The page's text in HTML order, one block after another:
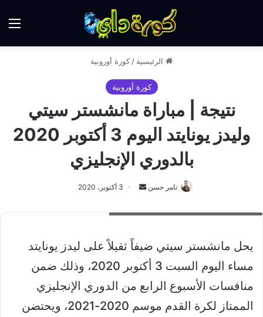
الرئيسية / كورة أوروبية
كورة أوروبية
نتيجة | مباراة مانشستر سيتي
وليدز يونايتد اليوم 3 أكتوبر 2020
بالدوري الإنجليزي
تامر حسن
أرسل
إلكترونيا
3 أكتوبر، 2020
يحل مانشستر سيتي ضيفاً ثقيلاً على ليدز يونايتد
مساء اليوم السبت 3 أكتوبر 2020، وذلك ضمن
منافسات الأسبوع الرابع من الدوري الإنجليزي
الممتاز لكرة القدم موسم 2020-2021، ويحتضن